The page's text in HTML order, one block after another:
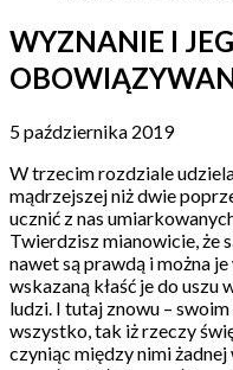
WYZNANIE I
5 października 2019
W trzecim rozdziale
mądrzejszej niż dwie
ucznić z nas
Twierdzisz mianowicie, że
nawet są prawdą i można
wskazaną kłaść je do
ludzi. I tutaj znowu –
wszystko, tak iż rzeczy
czyniąc między nimi